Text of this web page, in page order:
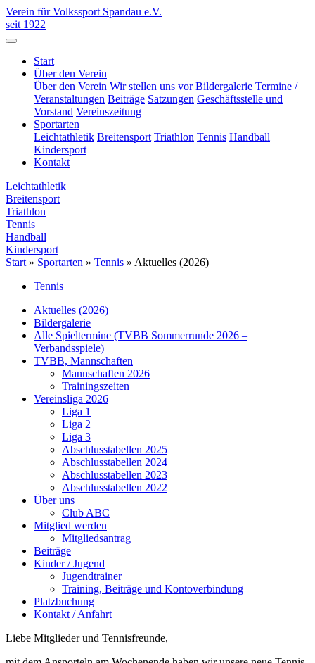
Verein für Volkssport Spandau e.V.
seit 1922
Start
Über den Verein
Über den Verein Wir stellen uns vor Bildergalerie Termine /
Veranstaltungen Beiträge Satzungen Geschäftsstelle und
Vorstand Vereinszeitung
Sportarten
Leichtathletik Breitensport Triathlon Tennis Handball
Kindersport
Kontakt
Leichtathletik
Breitensport
Triathlon
Tennis
Handball
Kindersport
Start » Sportarten » Tennis » Aktuelles (2026)
Tennis
Aktuelles (2026)
Bildergalerie
Alle Spieltermine (TVBB Sommerrunde 2026 –
Verbandsspiele)
TVBB, Mannschaften
Mannschaften 2026
Trainingszeiten
Vereinsliga 2026
Liga 1
Liga 2
Liga 3
Abschlusstabellen 2025
Abschlusstabellen 2024
Abschlusstabellen 2023
Abschlusstabellen 2022
Über uns
Club ABC
Mitglied werden
Mitgliedsantrag
Beiträge
Kinder / Jugend
Jugendtrainer
Training, Beiträge und Kontoverbindung
Platzbuchung
Kontakt / Anfahrt
Liebe Mitglieder und Tennisfreunde,